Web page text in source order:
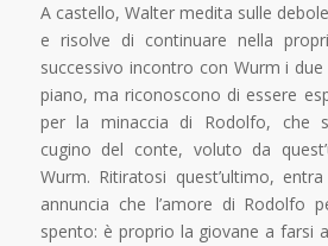
A castello, Walter medita sulle
e risolve di continuare nella
successivo incontro con Wurm i
piano, ma riconoscono di essere
per la minaccia di Rodolfo, che
cugino del conte, voluto da
Wurm. Ritiratosi quest’ultimo,
annuncia che l’amore di Rodolfo
spento: è proprio la giovane a farsi